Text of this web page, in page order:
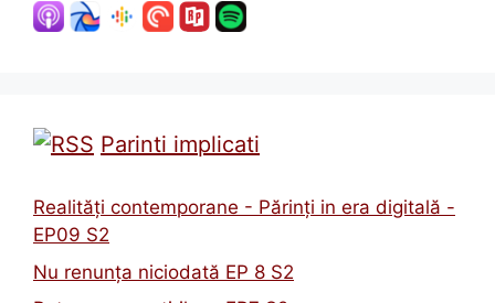
Parinti implicati
Realități contemporane - Părinți in era digitală -
EP09 S2
Nu renunța niciodată EP 8 S2